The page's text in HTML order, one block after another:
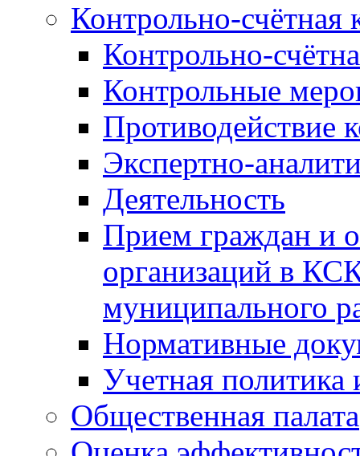
Контрольно-счётная
Контрольно-
Контрольные
Противодействие
Экспертно-
Деятельность
Прием граждан и
организаций в
муниципального
Нормативные
Учетная политика
Общественная палата